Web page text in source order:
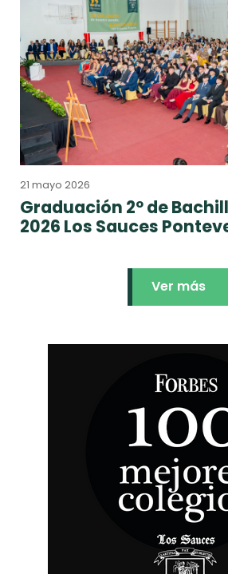
21 mayo 2026
Graduación 2º de
2026 Los Sauces
Ver más